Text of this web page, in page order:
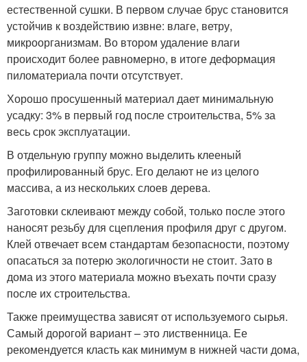
естественной сушки. В первом случае брус становится
устойчив к воздействию извне: влаге, ветру,
микроорганизмам. Во втором удаление влаги
происходит более равномерно, в итоге деформация
пиломатериала почти отсутствует.
Хорошо просушенный материал дает минимальную
усадку: 3% в первый год после строительства, 5% за
весь срок эксплуатации.
В отдельную группу можно выделить клееный
профилированный брус. Его делают не из целого
массива, а из нескольких слоев дерева.
Заготовки склеивают между собой, только после этого
наносят резьбу для сцепления профиля друг с другом.
Клей отвечает всем стандартам безопасности, поэтому
опасаться за потерю экологичности не стоит. Зато в
дома из этого материала можно въехать почти сразу
после их строительства.
Также преимущества зависят от используемого сырья.
Самый дорогой вариант – это лиственница. Ее
рекомендуется класть как минимум в нижней части дома,